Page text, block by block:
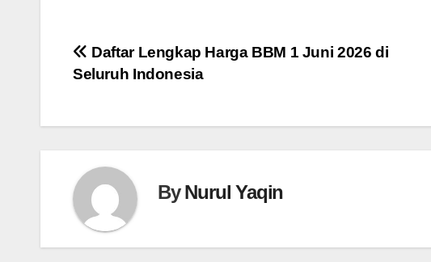
Navigasi
Daftar Lengkap Harga BBM 1 Juni 2026 di
Seluruh Indonesia
ByNurul Yaqin